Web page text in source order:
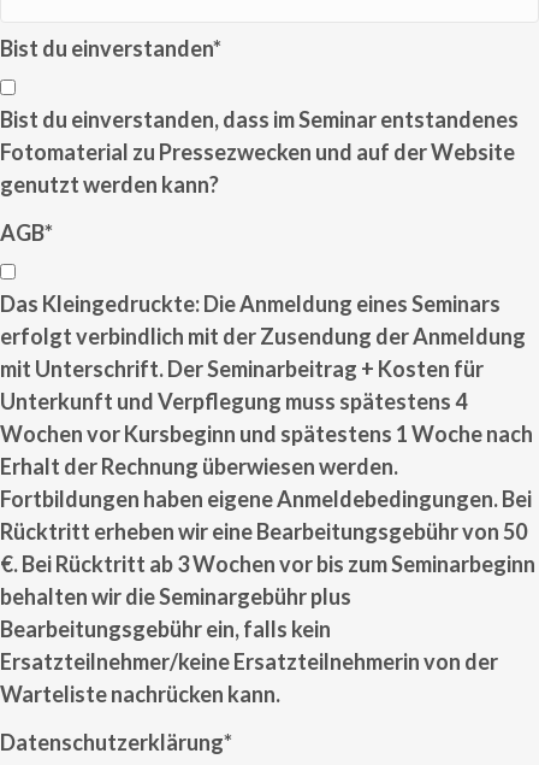
Bist du einverstanden*
Bist du einverstanden, dass im Seminar entstandenes
Fotomaterial zu Pressezwecken und auf der Website
genutzt werden kann?
AGB*
Das Kleingedruckte: Die Anmeldung eines Seminars
erfolgt verbindlich mit der Zusendung der Anmeldung
mit Unterschrift. Der Seminarbeitrag + Kosten für
Unterkunft und Verpflegung muss spätestens 4
Wochen vor Kursbeginn und spätestens 1 Woche nach
Erhalt der Rechnung überwiesen werden.
Fortbildungen haben eigene Anmeldebedingungen. Bei
Rücktritt erheben wir eine Bearbeitungsgebühr von 50
€. Bei Rücktritt ab 3 Wochen vor bis zum Seminarbeginn
behalten wir die Seminargebühr plus
Bearbeitungsgebühr ein, falls kein
Ersatzteilnehmer/keine Ersatzteilnehmerin von der
Warteliste nachrücken kann.
Datenschutzerklärung*